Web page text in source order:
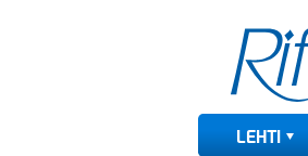
LEHTI